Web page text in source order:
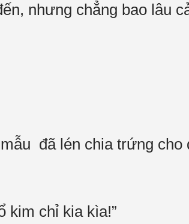
nhưng chẳng bao lâu
mẫu đã lén chia trứng
kim chỉ kia kìa!”